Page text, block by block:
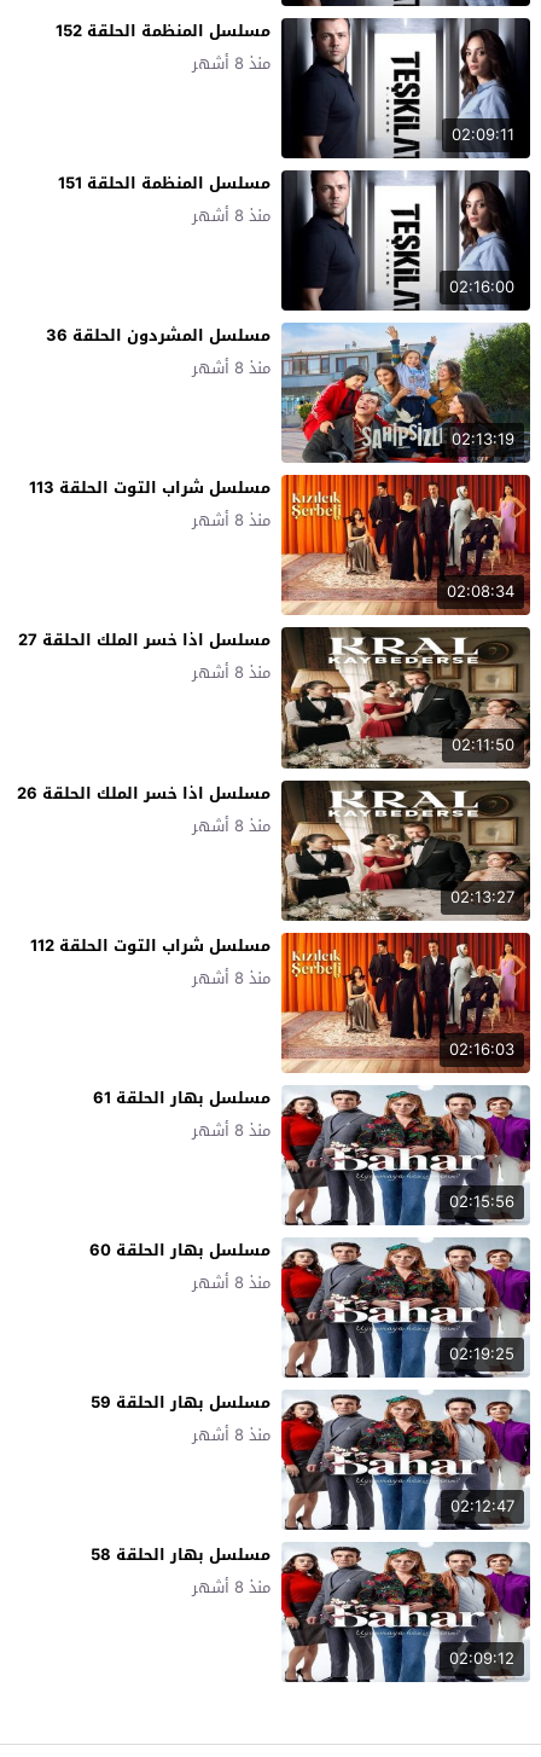
02:09:11
مسلسل المنظمة الحلقة 152
منذ 8 أشهر
02:16:00
مسلسل المنظمة الحلقة 151
منذ 8 أشهر
02:13:19
مسلسل المشردون الحلقة 36
منذ 8 أشهر
02:08:34
مسلسل شراب التوت الحلقة 113
منذ 8 أشهر
02:11:50
مسلسل اذا خسر الملك الحلقة 27
منذ 8 أشهر
02:13:27
مسلسل اذا خسر الملك الحلقة 26
منذ 8 أشهر
02:16:03
مسلسل شراب التوت الحلقة 112
منذ 8 أشهر
02:15:56
مسلسل بهار الحلقة 61
منذ 8 أشهر
02:19:25
مسلسل بهار الحلقة 60
منذ 8 أشهر
02:12:47
مسلسل بهار الحلقة 59
منذ 8 أشهر
02:09:12
مسلسل بهار الحلقة 58
منذ 8 أشهر